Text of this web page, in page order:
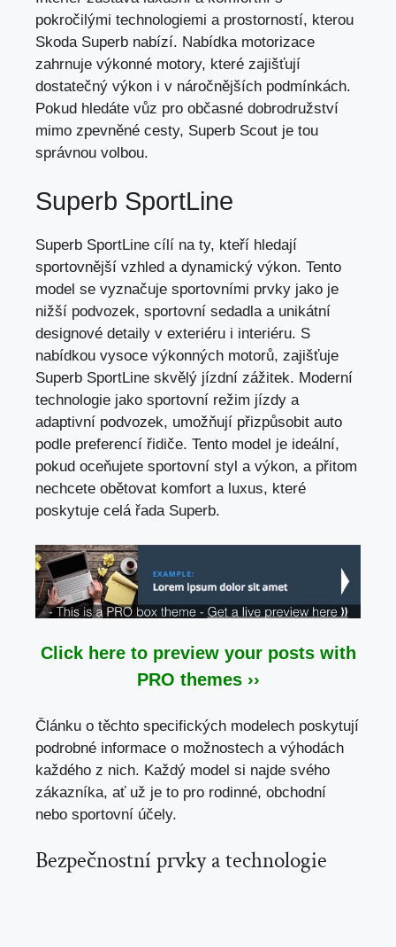
pokročilými technologiemi a prostorností, kterou
Skoda Superb nabízí. Nabídka motorizace
zahrnuje výkonné motory, které zajišťují
dostatečný výkon i v náročnějších podmínkách.
Pokud hledáte vůz pro občasné dobrodružství
mimo zpevněné cesty, Superb Scout je tou
správnou volbou.
Superb SportLine
Superb SportLine cílí na ty, kteří hledají
sportovnější vzhled a dynamický výkon. Tento
model se vyznačuje sportovními prvky jako je
nižší podvozek, sportovní sedadla a unikátní
designové detaily v exteriéru i interiéru. S
nabídkou vysoce výkonných motorů, zajišťuje
Superb SportLine skvělý jízdní zážitek. Moderní
technologie jako sportovní režim jízdy a
adaptivní podvozek, umožňují přizpůsobit auto
podle preferencí řidiče. Tento model je ideální,
pokud oceňujete sportovní styl a výkon, a přitom
nechcete obětovat komfort a luxus, které
poskytuje celá řada Superb.
Click here to preview your posts with
PRO themes ››
Článku o těchto specifických modelech poskytují
podrobné informace o možnostech a výhodách
každého z nich. Každý model si najde svého
zákazníka, ať už je to pro rodinné, obchodní
nebo sportovní účely.
Bezpečnostní prvky a technologie